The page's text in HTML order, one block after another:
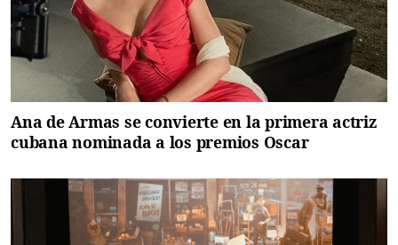
Ana de Armas se convierte en la primera actriz
cubana nominada a los premios Oscar